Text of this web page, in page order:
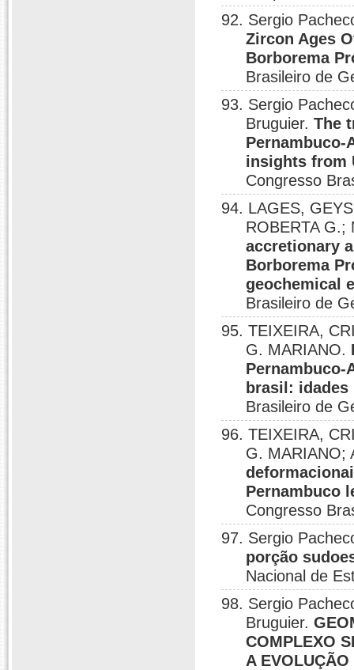
92. Sergio
Zircon Ages
Borborema
Brasileiro de
93. Sergio
Bruguier.The
Pernambuco-
insights from
Congresso
94. LAGES,
ROBERTA
accretionary
Borborema
geochemical
Brasileiro de
95. TEIXEIRA,
G. MARIANO.
Pernambuco-
brasil: idades
Brasileiro de
96. TEIXEIRA,
G. MARIANO;
Pernambuco
Congresso
97. Sergio
porção
Nacional de
98. Sergio
Bruguier.
COMPLEXO
A